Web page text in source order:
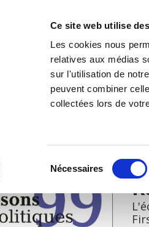
Ce site web utilise
Les cookies nous
relatives aux médias
sur l'utilisation de
peuvent combiner
collectées lors de
Nécessaires
Raisons politiques 99, août 2025